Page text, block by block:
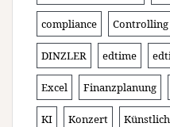
compliance Controlling
DINZLER edtime
Excel Finanzplanung
KI Konzert